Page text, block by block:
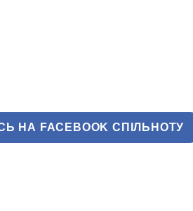
НА FACEBOOK СПІЛЬНОТУ